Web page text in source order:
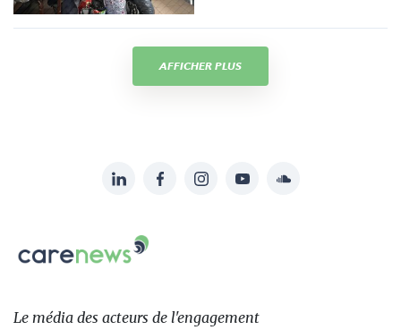
AFFICHER PLUS
sur:
LinkedInFacebookInstagramYouTubeSoundcloud
Le
des
Le média des acteurs de l'engagement